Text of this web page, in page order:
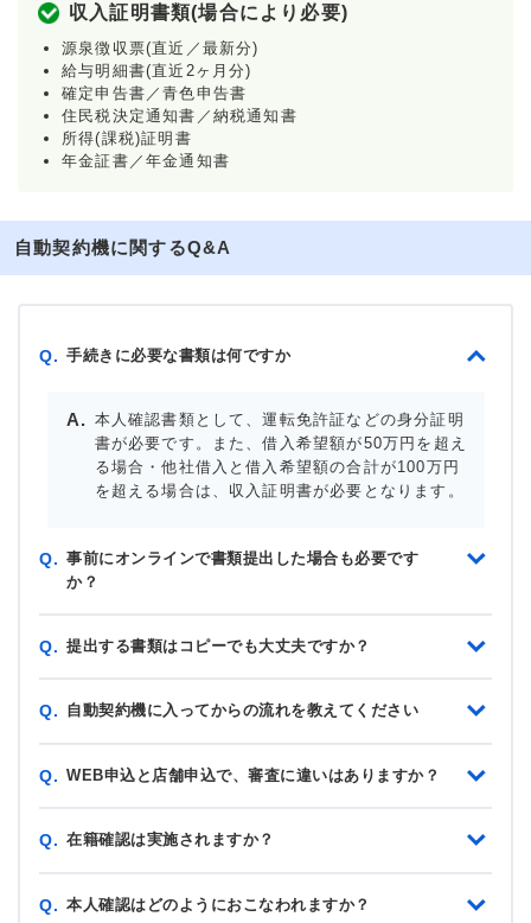
収入証明書類(場合により必要)
源泉徴収票(直近／最新分)
給与明細書(直近2ヶ月分)
確定申告書／青色申告書
住民税決定通知書／納税通知書
所得(課税)証明書
年金証書／年金通知書
自動契約機に関するQ&A
Q. 手続きに必要な書類は何ですか
本人確認書類として、運転免許証などの身分証明
書が必要です。また、借入希望額が50万円を超え
る場合・他社借入と借入希望額の合計が100万円
を超える場合は、収入証明書が必要となります。
Q. 事前にオンラインで書類提出した場合も必要です
か？
Q. 提出する書類はコピーでも大丈夫ですか？
Q. 自動契約機に入ってからの流れを教えてください
Q. WEB申込と店舗申込で、審査に違いはありますか？
Q. 在籍確認は実施されますか？
Q. 本人確認はどのようにおこなわれますか？